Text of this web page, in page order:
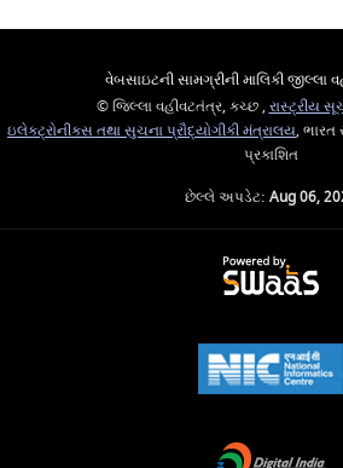
વેબસાઇટની સામગ્રીની માલિકી જીલ્લા
© જિલ્લા વહીવટતંત્ર, કચ્છ , રાસ્ટ્રીય
ઇલેક્ટ્રોનીક્સ તથા સુચના પ્રૌદ્યોગીકી મંત્રાલય, ભારત
પ્રકાશિત
છેલ્લે અપડેટ: Aug 06,